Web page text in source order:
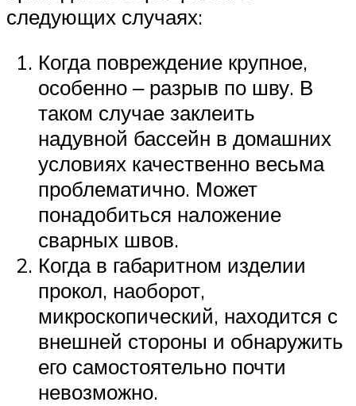
следующих случаях:
Когда повреждение крупное,
особенно ‒ разрыв по шву. В
таком случае заклеить
надувной бассейн в домашних
условиях качественно весьма
проблематично. Может
понадобиться наложение
сварных швов.
Когда в габаритном изделии
прокол, наоборот,
микроскопический, находится с
внешней стороны и обнаружить
его самостоятельно почти
невозможно.